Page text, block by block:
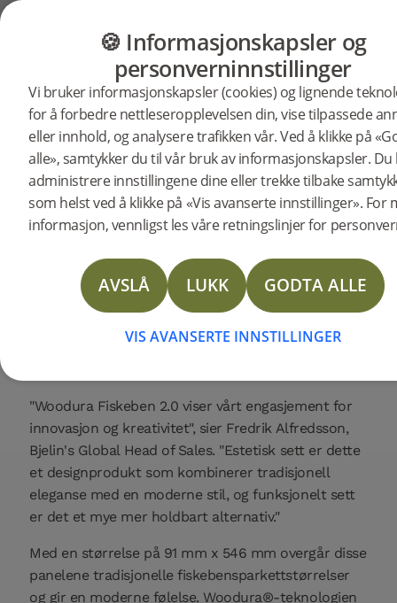
MØBLER PRODUKTER
🍪 Informasjonskapsler og
personverninnstillinger
Vi bruker informasjonskapsler (cookies) og lignende
for å forbedre nettleseropplevelsen din, vise tilpassede
eller innhold, og analysere trafikken vår. Ved å klikke på
alle», samtykker du til vår bruk av informasjonskapsler. Du
administrere innstillingene dine eller trekke tilbake
som helst ved å klikke på «Vis avanserte innstillinger». For
informasjon, vennligst les våre retningslinjer for
AVSLÅ LUKK GODTA ALLE
VIS AVANSERTE INNSTILLINGER
Bjelin
lanserer
innovativt
Nyheter
2024-08-26 | PRESSRELEASE
Bjelin introduserer et slitesterkt fiskebensgulv med
patentert teknologi, som gir en moderne versjon av
en tidløs klassiker. Woodura Fiskeben 2.0 er herdet
og har større bord som gir tre ganger så høy styrke
som tradisjonelle tregulv, og er enkelt å legge med
klikkteknologi.
Bjelins herdede fiskebensgulv i tre har Woodura®-
teknologi for forbedret slagfasthet og den
overlegne 5G®-gulvlåsløsningen for enkel
Skandinavia, og suksessen har ført til en
"Woodura Fiskeben 2.0 viser vårt engasjement for
innovasjon og kreativitet", sier Fredrik Alfredsson,
Bjelin's Global Head of Sales. "Estetisk sett er dette
et designprodukt som kombinerer tradisjonell
eleganse med en moderne stil, og funksjonelt sett
er det et mye mer holdbart alternativ."
Med en størrelse på 91 mm x 546 mm overgår disse
panelene tradisjonelle fiskebensparkettstørrelser
og gir en moderne følelse. Woodura®-teknologien